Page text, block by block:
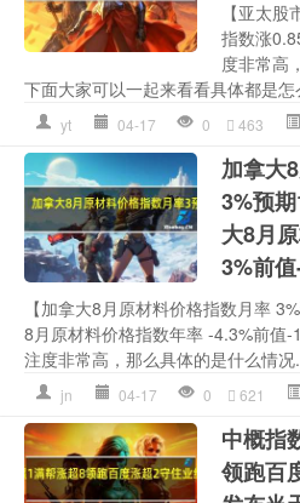
【亚太
指数涨
度非常高
下面大家可以一起来看看具体都是
yt 04-17 0 463
加拿大
3%预
大8月
3%前
【加拿大8月原材料价格指数月率
8月原材料价格指数年率 -4.3%前值
注度非常高，那么具体的是什么情况
jn 04-17 0 621
中概指
领跑百